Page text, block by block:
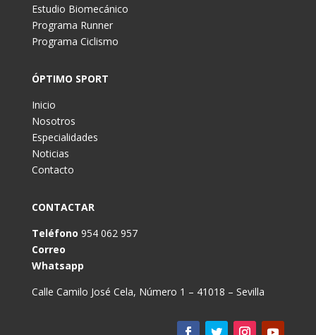
Estudio Biomecánico
Programa Runner
Programa Ciclismo
ÓPTIMO SPORT
Inicio
Nosotros
Especialidades
Noticias
Contacto
CONTACTAR
Teléfono 954 062 957
Correo
Whatsapp
Calle Camilo José Cela, Número 1 – 41018 – Sevilla